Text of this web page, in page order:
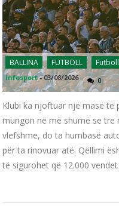
BALLINA FUTBOLL
infosport -03/08/2026 0
Klubi ka njoftuar një masë të
mungon në më shumë se tre
vlefshme, do ta humbasë
për ta rinovuar atë. Qëllimi
të sigurohet që 12.000